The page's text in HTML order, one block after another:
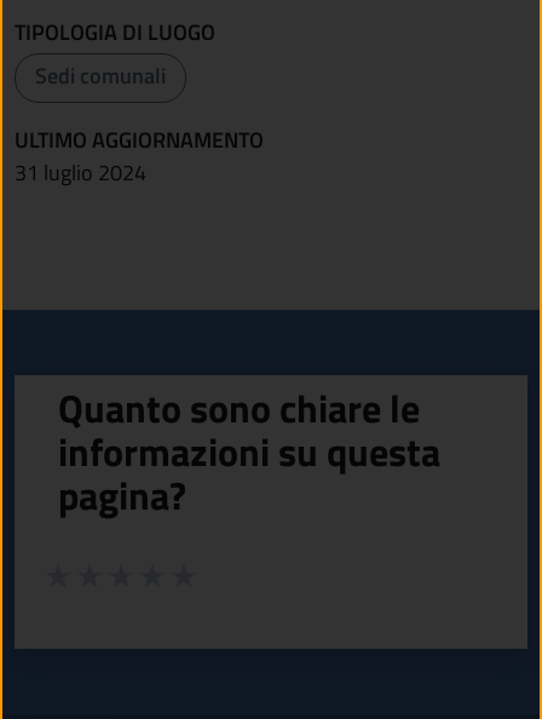
TIPOLOGIA DI LUOGO
Sedi comunali
ULTIMO AGGIORNAMENTO
31 luglio 2024
Quanto sono chiare le
informazioni su questa
pagina?